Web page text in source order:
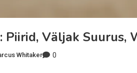
Väljak Suurus,
Whitaker 0